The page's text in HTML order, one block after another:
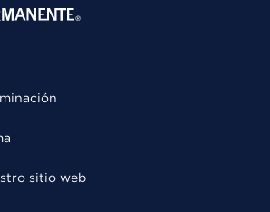
sitio web